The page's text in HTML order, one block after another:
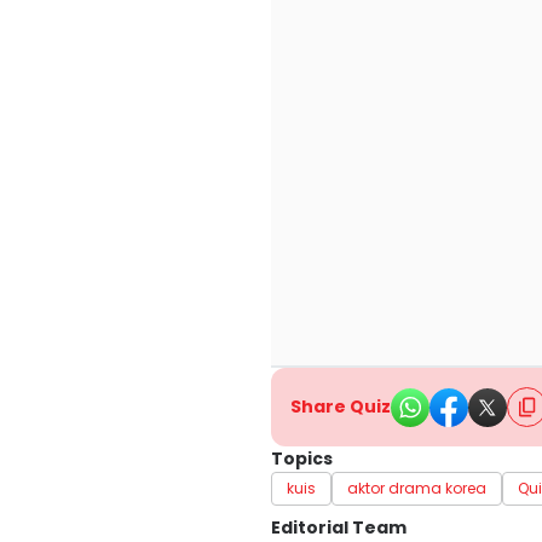
Share Quiz
Topics
kuis aktor drama korea
Editorial Team